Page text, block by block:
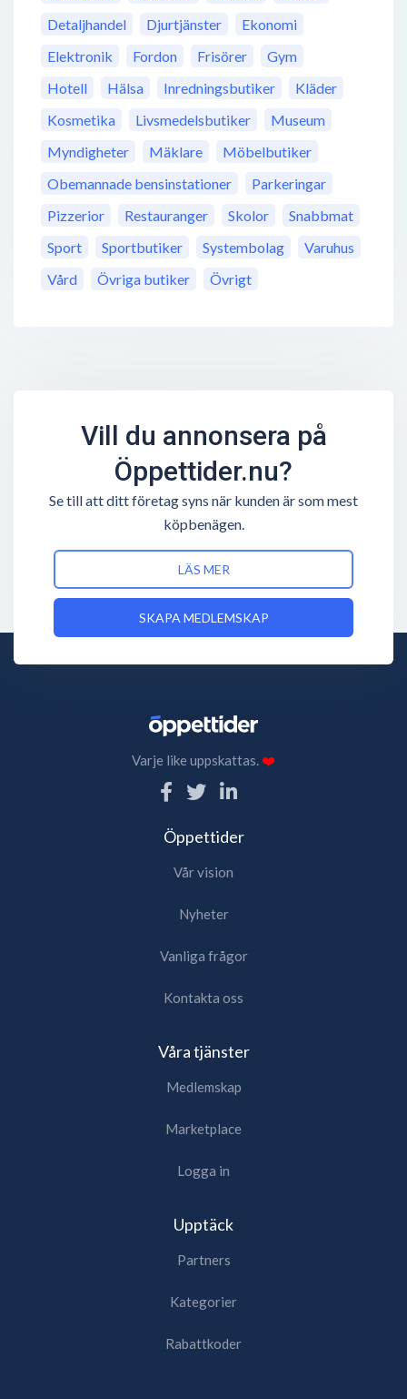
Detaljhandel
Djurtjänster
Ekonomi
Elektronik
Fordon Frisörer
Gym
Hotell
Hälsa Inredningsbutiker
Kläder
Kosmetika
Livsmedelsbutiker
Museum
Myndigheter
Mäklare
Möbelbutiker
Obemannade bensinstationer
Parkeringar
Pizzerior
Restauranger Skolor
Snabbmat
Sport
Sportbutiker Systembolag
Varuhus
Vård
Övriga butiker Övrigt
Vill du annonsera på
Öppettider.nu?
Se till att ditt företag syns när kunden är som mest
köpbenägen.
LÄS MER
SKAPA MEDLEMSKAP
Varje like uppskattas.❤️
Öppettider
Vår vision
Nyheter
Vanliga frågor
Kontakta oss
Våra tjänster
Medlemskap
Marketplace
Logga in
Upptäck
Partners
Kategorier
Rabattkoder